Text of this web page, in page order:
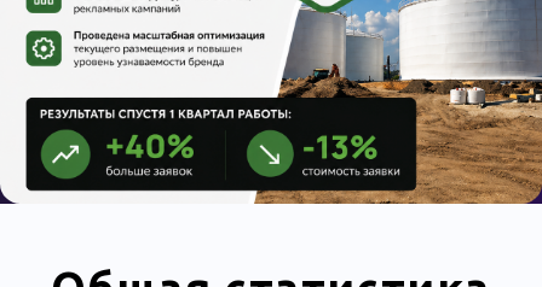
по кварталам
На проект пришел в конце 1-го
квартала 2024 г. За 3 последующих
месяца ведения было достигнуто
на 40% больше
заявок, в то же
времяна 13% дешевле